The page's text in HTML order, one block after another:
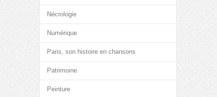
Nécrologie
Numérique
Paris, son histoire en chansons
Patrimoine
Peinture